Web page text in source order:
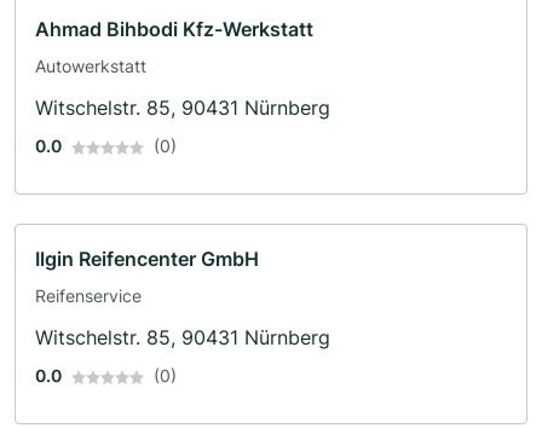
Ahmad Bihbodi Kfz-Werkstatt
Autowerkstatt
Witschelstr. 85, 90431 Nürnberg
0.0 (0)
Ilgin Reifencenter GmbH
Reifenservice
Witschelstr. 85, 90431 Nürnberg
0.0 (0)